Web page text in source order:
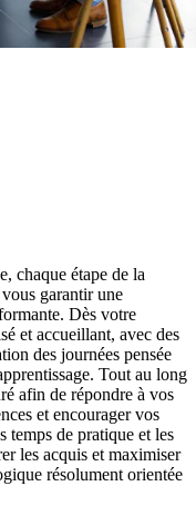
chaque étape de la
garantir une
Dès votre
et accueillant, avec des
des journées pensée
Tout au long
afin de répondre à vos
et encourager vos
temps de pratique et les
les acquis et maximiser
résolument orientée